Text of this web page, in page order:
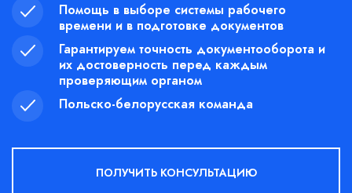
Помощь в выборе системы рабочего
времени и в подготовке документов
Гарантируем точность документооборота и
их достоверность перед каждым
проверяющим органом
Польско-белорусская команда
ПОЛУЧИТЬ КОНСУЛЬТАЦИЮ